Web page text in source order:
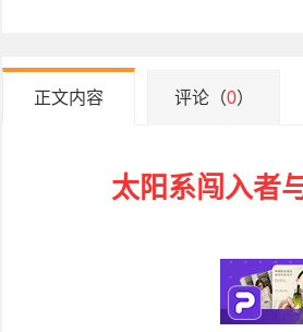
正文内容 评论（0）
太阳系闯入者